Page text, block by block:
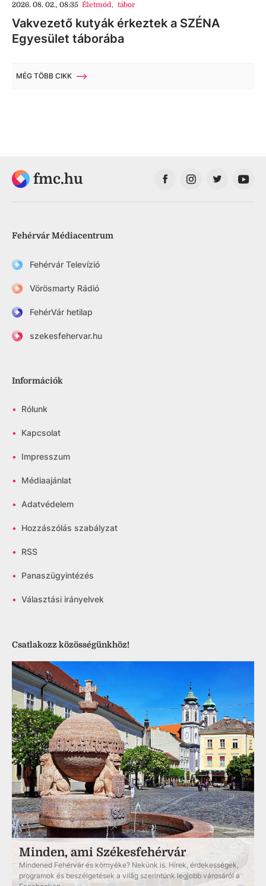
2026. 08. 02., 08:35 Életmód, tábor
Vakvezető kutyák érkeztek a SZÉNA
Egyesület táborába
MÉG TÖBB CIKK
fmc.hu
Fehérvár Médiacentrum
Fehérvár Televízió
Vörösmarty Rádió
FehérVár hetilap
szekesfehervar.hu
Információk
• Rólunk
• Kapcsolat
• Impresszum
• Médiaajánlat
• Adatvédelem
• Hozzászólás szabályzat
• RSS
• Panaszügyintézés
• Választási irányelvek
Csatlakozz közösségünkhöz!
Minden, ami Székesfehérvár
Mindened Fehérvár és környéke? Nekünk is. Hírek, érdekességek,
programok és beszélgetések a világ szerintünk legjobb városáról a